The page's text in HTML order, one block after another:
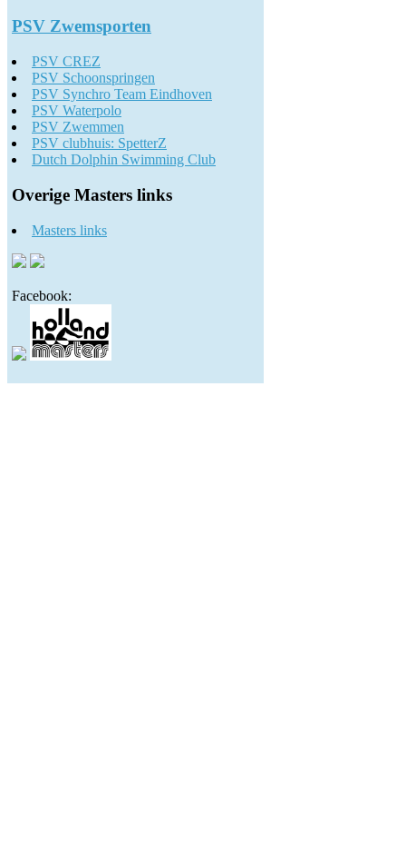
PSV Zwemsporten
PSV CREZ
PSV Schoonspringen
PSV Synchro Team Eindhoven
PSV Waterpolo
PSV Zwemmen
PSV clubhuis: SpetterZ
Dutch Dolphin Swimming Club
Overige Masters links
Masters links
Facebook: